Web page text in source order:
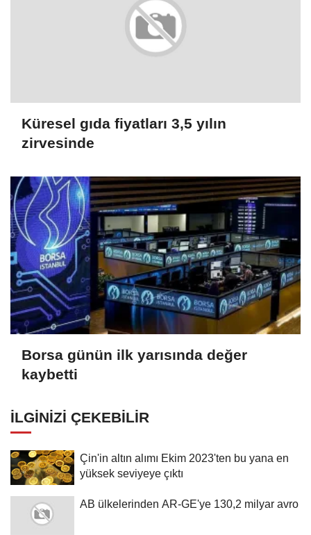
Küresel gıda fiyatları 3,5 yılın
zirvesinde
Borsa günün ilk yarısında değer
kaybetti
İLGINIZI ÇEKEBILIR
Çin'in altın alımı Ekim 2023'ten bu yana en
yüksek seviyeye çıktı
AB ülkelerinden AR-GE'ye 130,2 milyar avro